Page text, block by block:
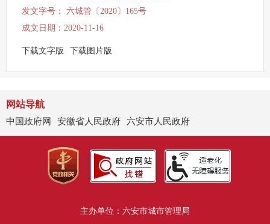
发文字号： 六城管〔2020〕165号
成文日期：2020-11-16
下载文字版 下载图片版
网站导航
中国政府网
安徽省人民政府 六安市人民政府
主办单位：六安市城市管理局